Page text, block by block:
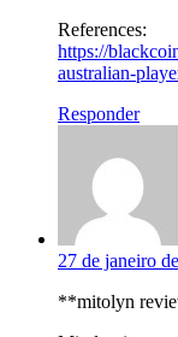
References:
https://
australian-
Responder
27 de janeiro
**mitolyn